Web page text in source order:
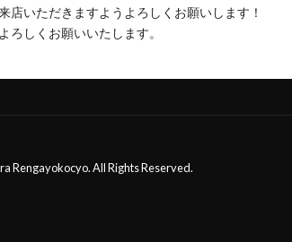
店いただきますようよろしくお願いします！
ろしくお願いいたします。
Rengayokocyo. All Rights Reserved.